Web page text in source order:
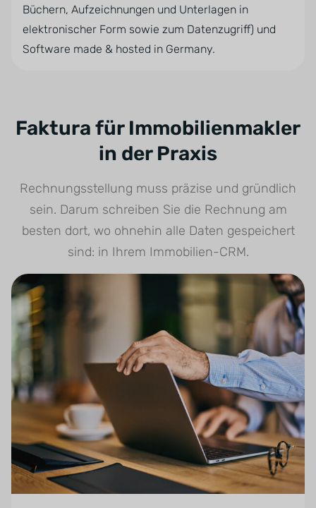
Büchern, Aufzeichnungen und Unterlagen in
elektronischer Form sowie zum Datenzugriff) und
Software made & hosted in Germany.
Faktura für Immobilienmakler
in der Praxis
Rechnungsstellung muss präzise und gründlich
sein. Darum schreiben Sie die Rechnung am
besten dort, wo ohnehin alle Daten gespeichert
sind: in Ihrem Immobilien-CRM.